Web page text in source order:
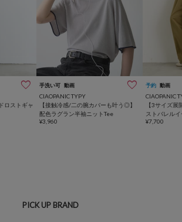
ロストギャ
手洗い可 動画
CIAOPANIC TYPY
【接触冷感/二の腕カバーも叶う◎】
配色ラグラン半袖ニットTee
¥3,960
予約 動画
CIAOPANIC
【3サイズ
ストバレル
¥7,700
PICK UP BRAND